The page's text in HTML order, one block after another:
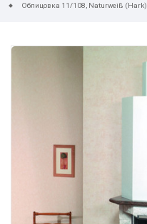
Облицовка 11/108, Naturweiß (Hark)